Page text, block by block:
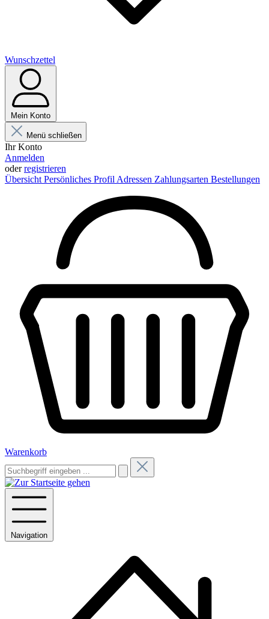
Wunschzettel
Mein Konto
Menü schließen
Ihr Konto
Anmelden
oderregistrieren
Übersicht Persönliches Profil Adressen Zahlungsarten Bestellungen
Warenkorb
Navigation